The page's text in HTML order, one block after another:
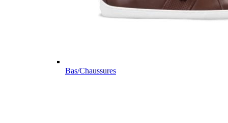
Bas/Chaussures